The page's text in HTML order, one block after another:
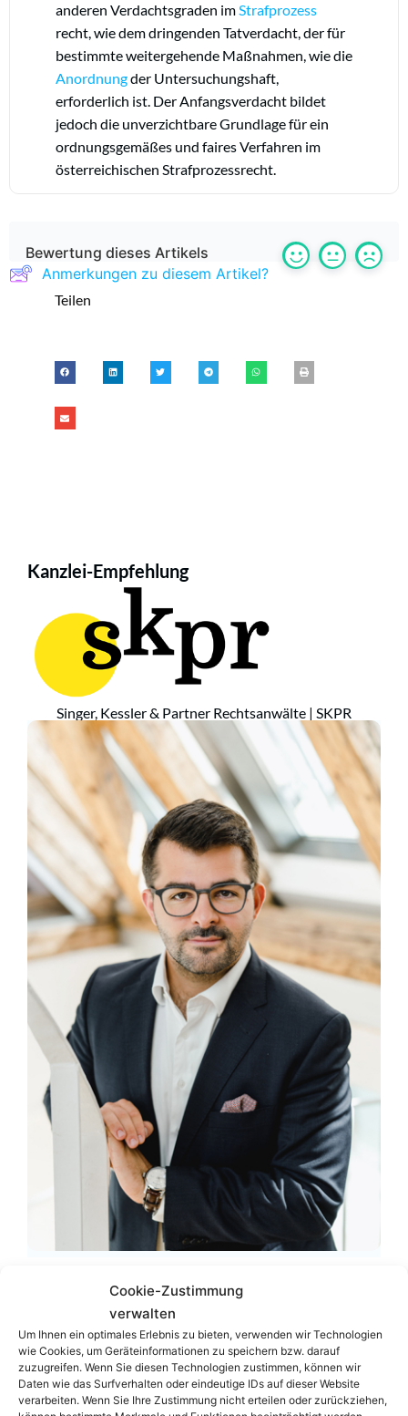
Cookie-Zustimmung
verwalten
Um Ihnen ein optimales Erlebnis zu bieten, verwenden wir Technologien
wie Cookies, um Geräteinformationen zu speichern bzw. darauf
zuzugreifen. Wenn Sie diesen Technologien zustimmen, können wir
Daten wie das Surfverhalten oder eindeutige IDs auf dieser Website
verarbeiten. Wenn Sie Ihre Zustimmung nicht erteilen oder zurückziehen,
anderen Verdachtsgraden imStrafprozess
recht, wie dem dringenden Tatverdacht, der für
bestimmte weitergehende Maßnahmen, wie die
Anordnungder Untersuchungshaft,
erforderlich ist. Der Anfangsverdacht bildet
jedoch die unverzichtbare Grundlage für ein
ordnungsgemäßes und faires Verfahren im
österreichischen Strafprozessrecht.
Bewertung dieses Artikels
Anmerkungen zu diesem Artikel?
Teilen
Kanzlei-Empfehlung
Singer, Kessler & Partner Rechtsanwälte | SKPR
Podcast